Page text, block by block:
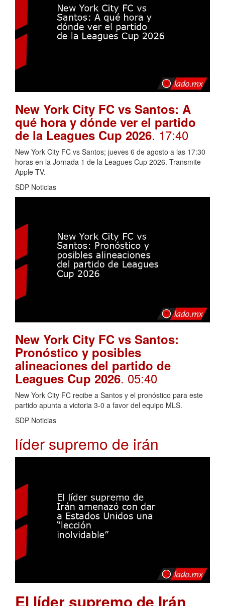
New York City FC vs Santos: A
qué hora y dónde ver el partido
de la Leagues Cup 2026. 17:40
New York City FC vs Santos; jueves 6 de agosto a las 17:30
horas en la Jornada 1 de la Leagues Cup 2026. Transmite
Apple TV.
SDP Noticias
New York City FC vs Santos:
Pronóstico y posibles
alineaciones del partido de
Leagues Cup 2026. 05:40
New York City FC recibe a Santos y el pronóstico para este
partido apunta a victoria 3-0 a favor del equipo MLS.
SDP Noticias
líder supremo de irán
El líder supremo de Irán